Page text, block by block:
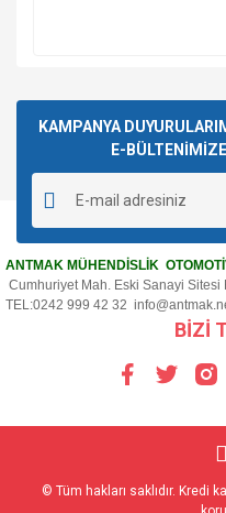
KAMPANYA
E-
ANTMAK MÜHENDİSLİK
Cumhuriyet Mah. Eski Sanayi
TEL:0242 999 42 32
BİZİ
© Tüm hakları saklıdır. Kredi